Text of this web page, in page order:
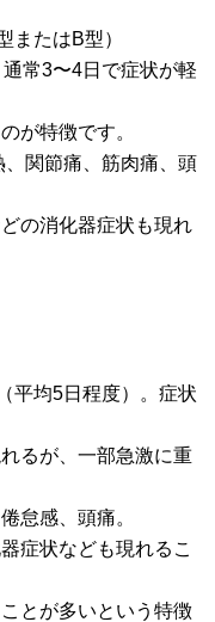
またはB型）
通常3〜4日で症状が軽
が特徴です。
、関節痛、筋肉痛、頭
消化器症状も現れ
平均5日程度）。症状
るが、一部急激に重
怠感、頭痛。
状なども現れるこ
が多いという特徴